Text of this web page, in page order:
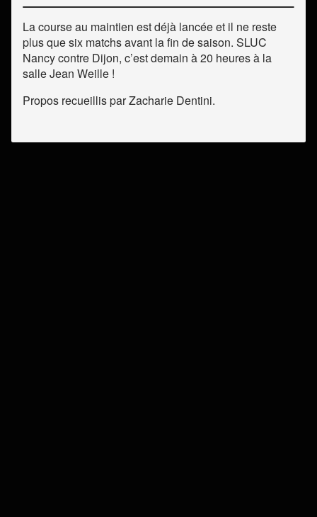
La course au maintien est déjà lancée et il ne reste
plus que six matchs avant la fin de saison. SLUC
Nancy contre Dijon, c’est demain à 20 heures à la
salle Jean Weille !
Propos recueillis par Zacharie Dentini.